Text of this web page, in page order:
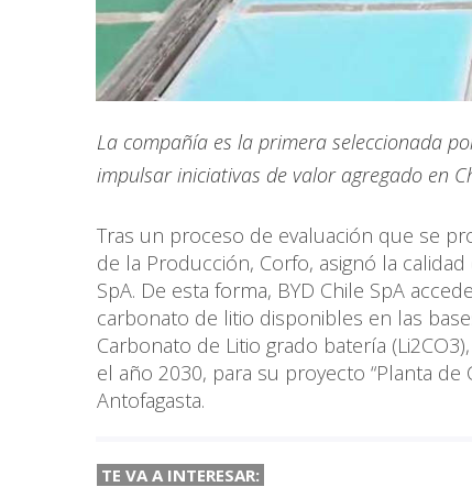
La compañía es la primera seleccionada
impulsar iniciativas de valor agregado en
Tras un proceso de evaluación que se
de la Producción, Corfo, asignó la
SpA. De esta forma, BYD Chile SpA
carbonato de litio disponibles en las
Carbonato de Litio grado batería
el año 2030, para su proyecto “Planta de
Antofagasta.
TE VA A INTERESAR: